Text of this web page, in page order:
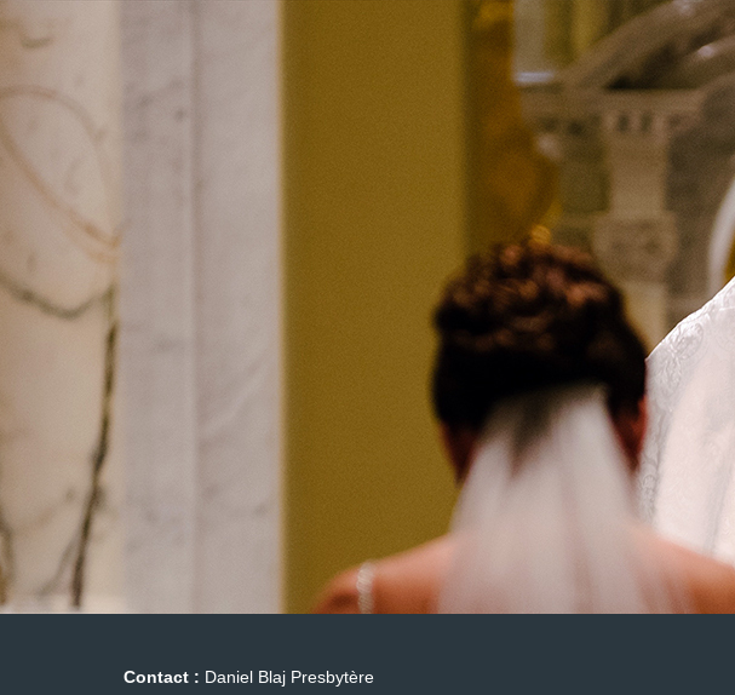
Contact : Daniel Blaj Presbytère